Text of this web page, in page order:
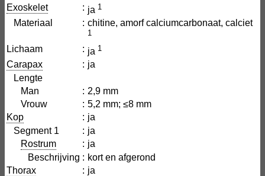
Exoskelet
: ja 1
Materiaal : chitine, amorf calciumcarbonaat, calciet
1
Lichaam : ja 1
Carapax : ja
Lengte
Man
: 2,9 mm
Vrouw
: 5,2 mm; ≤8 mm
Kop
: ja
Segment 1
: ja
Rostrum
: ja
Beschrijving : kort en afgerond
Thorax
: ja